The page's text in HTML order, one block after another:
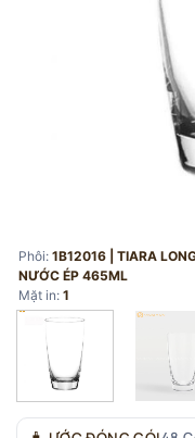
Phôi: 1B12016 | TIARA
NƯỚC ÉP 465ML
Mặt in: 1